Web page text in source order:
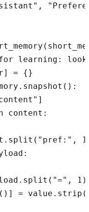
learning:
= {}
content:
1)
=